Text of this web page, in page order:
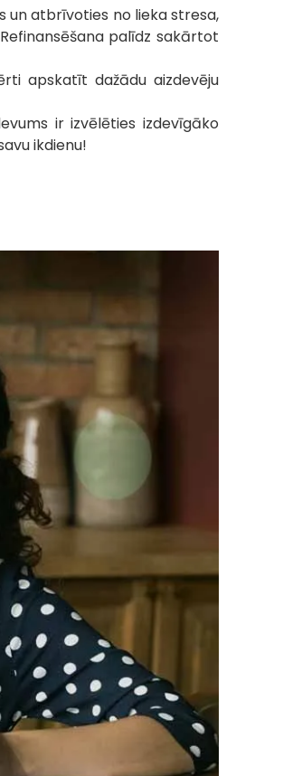
un atbrīvoties no lieka stresa,
palīdz sakārtot
apskatīt dažādu aizdevēju
ir izvēlēties izdevīgāko
ikdienu!